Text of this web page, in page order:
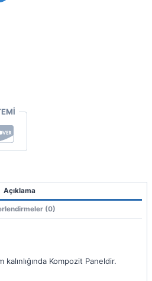
Açıklama
(0)
Kompozit Paneldir.